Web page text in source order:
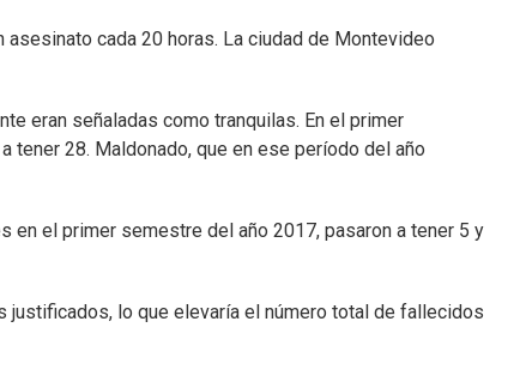
cada 20 horas. La ciudad de Montevideo
eran señaladas como tranquilas. En el primer
28. Maldonado, que en ese período del año
en el primer semestre del año 2017, pasaron a tener 5 y
justificados, lo que elevaría el número total de fallecidos